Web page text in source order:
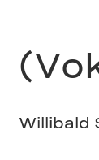
Willibald